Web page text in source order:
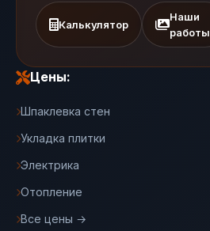
Калькулятор
Наши
работы
Цены:
Шпаклевка стен
Укладка плитки
Электрика
Отопление
Все цены →